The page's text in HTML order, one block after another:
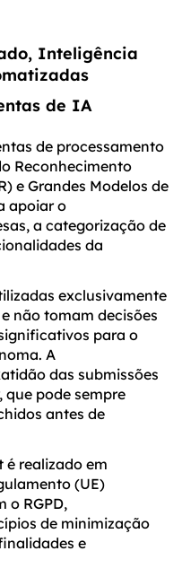
Inteligência
de IA
de processamento
Reconhecimento
e Grandes Modelos de
apoiar o
a categorização de
da
exclusivamente
não tomam decisões
para o
A
das submissões
que pode sempre
antes de
é realizado em
(UE)
o RGPD,
de minimização
e